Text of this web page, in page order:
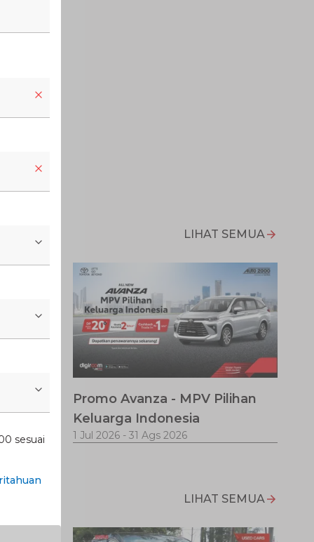
LIHAT SEMUA
Promo Avanza - MPV Pilihan
Keluarga Indonesia
1 Jul 2026 - 31 Ags 2026
LIHAT SEMUA
sesuai